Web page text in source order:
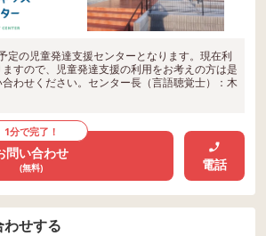
定の児童発達支援センターとなります。現在利
すので、児童発達支援の利用をお考えの方は是
わせください。センター長（言語聴覚士）：木
1分で完了！
問い合わせ
(無料) 電話
わせする